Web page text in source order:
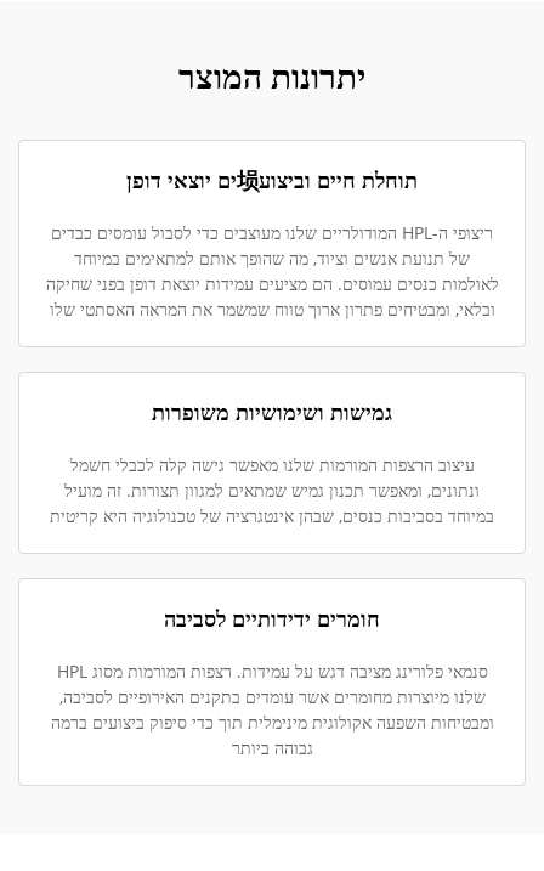
יתרונות המוצר
תוחלת חיים וביצוע埙ִים יוצאי דופן
ריצופי ה-HPL המודולריים שלנו מעוצבים כדי לסבול עומסים כבדים
של תנועת אנשים וציוד, מה שהופך אותם למתאימים במיוחד
לאולמות כנסים עמוסים. הם מציעים עמידות יוצאת דופן בפני שחיקה
ובלאי, ומבטיחים פתרון ארוך טווח שמשמר את המראה האסתטי שלו
גמישות ושימושיות משופרות
עיצוב הרצפות המורמות שלנו מאפשר גישה קלה לכבלי חשמל
ונתונים, ומאפשר תכנון גמיש שמתאים למגוון תצורות. זה מועיל
במיוחד בסביבות כנסים, שבהן אינטגרציה של טכנולוגיה היא קריטית
חומרים ידידותיים לסביבה
סנמאי פלורינג מציבה דגש על עמידות. רצפות המורמות מסוג HPL
שלנו מיוצרות מחומרים אשר עומדים בתקנים האירופיים לסביבה,
ומבטיחות השפעה אקולוגית מינימלית תוך כדי סיפוק ביצועים ברמה
גבוהה ביותר